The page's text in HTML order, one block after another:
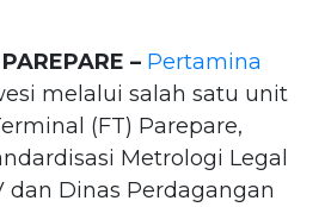
– Pertamina
melalui salah satu unit
(FT) Parepare,
Metrologi Legal
dan Dinas Perdagangan